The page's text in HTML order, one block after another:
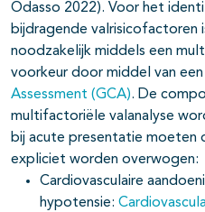
Odasso 2022). Voor het
bijdragende valrisicofactoren
noodzakelijk middels een
voorkeur door middel van een
Assessment (GCA). De
multifactoriële valanalyse
bij acute presentatie moeten
expliciet worden overwogen:
Cardiovasculaire
hypotensie: